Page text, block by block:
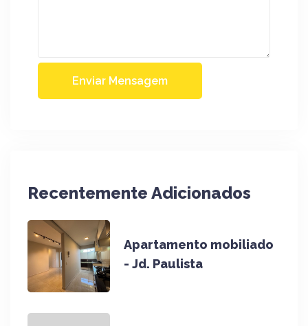
Enviar Mensagem
Recentemente Adicionados
Apartamento mobiliado
- Jd. Paulista